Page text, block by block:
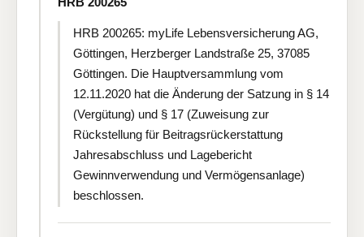
HRB 200265: myLife Lebensversicherung AG,
Göttingen, Herzberger Landstraße 25, 37085
Göttingen. Die Hauptversammlung vom
12.11.2020 hat die Änderung der Satzung in § 14
(Vergütung) und § 17 (Zuweisung zur
Rückstellung für Beitragsrückerstattung
Jahresabschluss und Lagebericht
Gewinnverwendung und Vermögensanlage)
beschlossen.